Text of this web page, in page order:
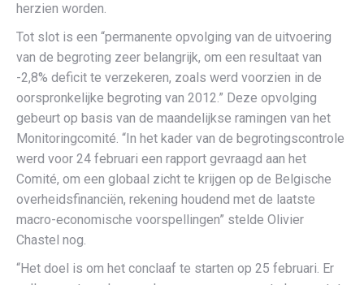
herzien worden.
Tot slot is een “permanente opvolging van de uitvoering
van de begroting zeer belangrijk, om een resultaat van
-2,8% deficit te verzekeren, zoals werd voorzien in de
oorspronkelijke begroting van 2012.” Deze opvolging
gebeurt op basis van de maandelijkse ramingen van het
Monitoringcomité. “In het kader van de begrotingscontrole
werd voor 24 februari een rapport gevraagd aan het
Comité, om een globaal zicht te krijgen op de Belgische
overheidsfinanciën, rekening houdend met de laatste
macro-economische voorspellingen” stelde Olivier
Chastel nog.
“Het doel is om het conclaaf te starten op 25 februari. Er